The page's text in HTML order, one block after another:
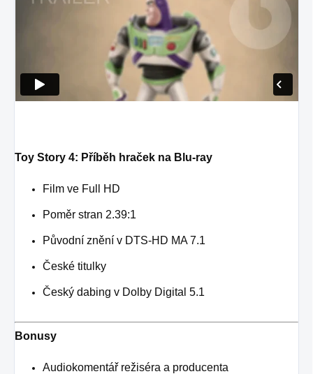
Toy Story 4: Příběh hraček na Blu-ray
Film ve Full HD
Poměr stran 2.39:1
Původní znění v DTS-HD MA 7.1
České titulky
Český dabing v Dolby Digital 5.1
Bonusy
Audiokomentář režiséra a producenta